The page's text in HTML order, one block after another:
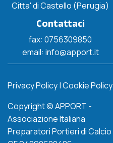
Citta' di Castello (Perugia)
Contattaci
fax: 0756309850
email: info@apport.it
Privacy Policy|Cookie Policy
Copyright © APPORT -
Associazione Italiana
Preparatori Portieri di Calcio